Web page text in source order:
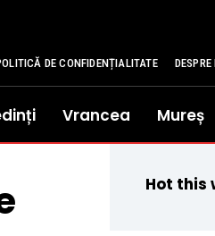
DE CONFIDENȚIALITATE
Vrancea Mureș
Hot this